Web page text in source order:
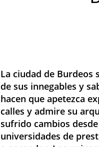
La ciudad de Burdeos
de sus innegables y
hacen que apetezca
calles y admire su
sufrido cambios
universidades de